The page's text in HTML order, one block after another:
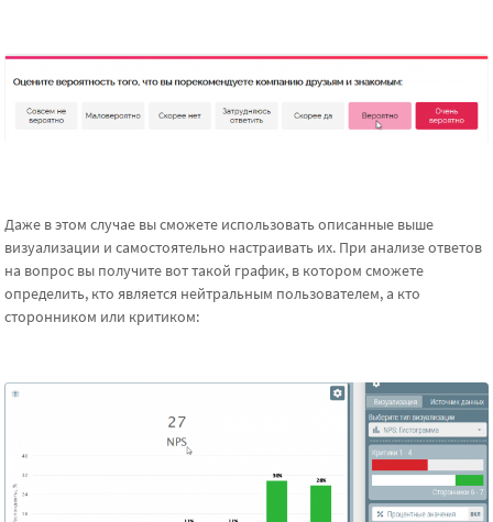
Даже в этом случае вы сможете использовать описанные выше
визуализации и самостоятельно настраивать их. При анализе ответов
на вопрос вы получите вот такой график, в котором сможете
определить, кто является нейтральным пользователем, а кто
сторонником или критиком: